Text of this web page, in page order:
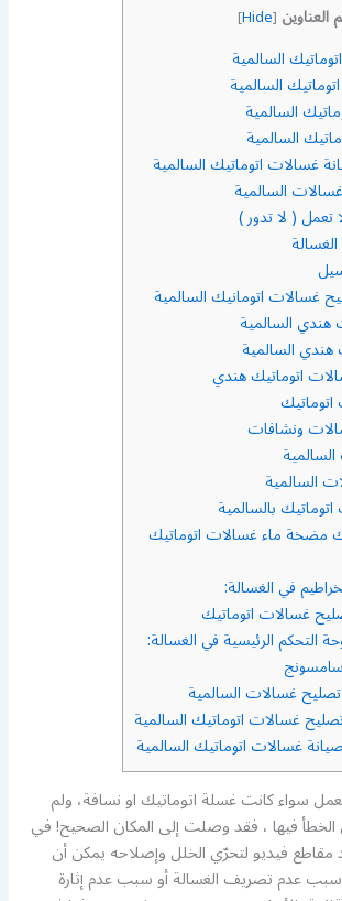
العناوين [
Hide
]
السالمية
السالمية
السالمية
السالمية
غسالات اتوماتيك السالمية
السالمية
تعمل ( لا تدور )
غسالات اتومانيك السالمية
السالمية
السالمية
اتوماتيك هندي
ونشافات
السالمية
بالسالمية
مضخة ماء غسالات اتوماتيك
في الغسالة:
غسالات اتوماتيك
التحكم الرئيسية في الغسالة:
غسالات السالمية
غسالات اتوماتيك السالمية
غسالات اتوماتيك السالمية
سواء كانت غسلة اتوماتيك او نسافة، ولم
الخطأ فيها ، فقد وصلت إلى المكان الصحيح! في
فيديو لتحرّي الخلل وإصلاحه يمكن أن
عدم تصريف الغسالة أو سبب عدم إثارة